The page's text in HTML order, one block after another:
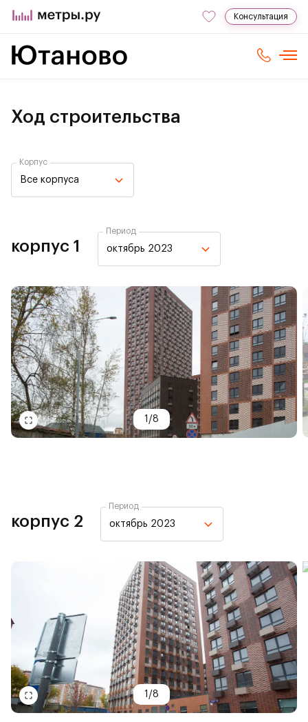
Консультация
Ход строительства
Корпус
Все корпуса
корпус 1
Период
октябрь 2023
1 /8
корпус 2
Период
октябрь 2023
1 /8